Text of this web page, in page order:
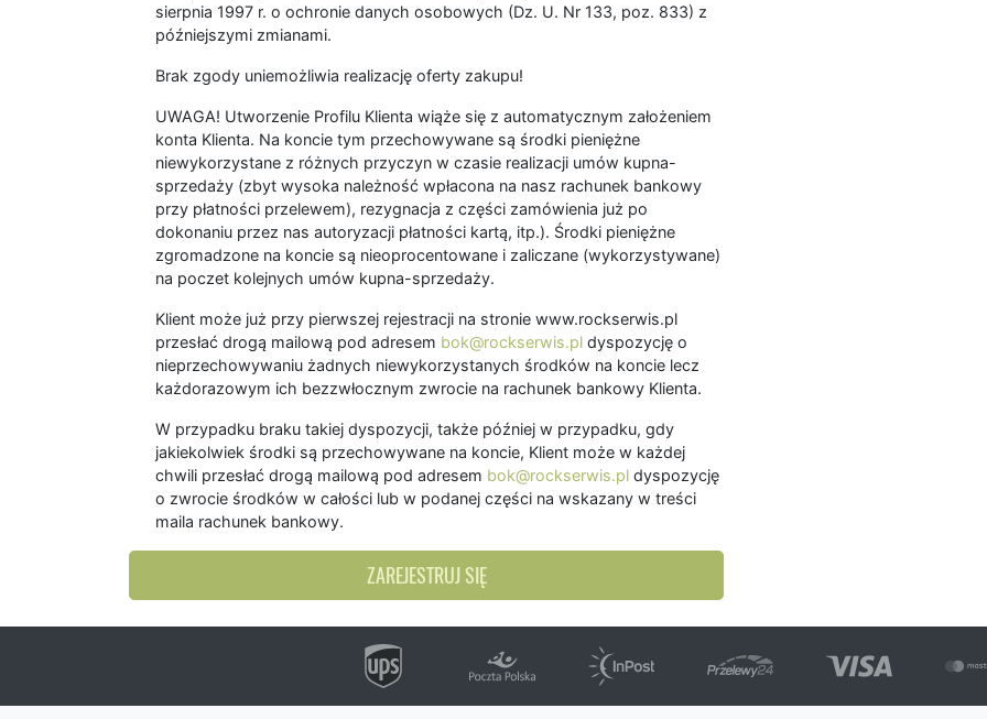
sierpnia 1997 r. o ochronie danych osobowych (Dz. U. Nr 133, poz. 833) z
późniejszymi zmianami.
Brak zgody uniemożliwia realizację oferty zakupu!
UWAGA! Utworzenie Profilu Klienta wiąże się z automatycznym założeniem
konta Klienta. Na koncie tym przechowywane są środki pieniężne
niewykorzystane z różnych przyczyn w czasie realizacji umów kupna-
sprzedaży (zbyt wysoka należność wpłacona na nasz rachunek bankowy
przy płatności przelewem), rezygnacja z części zamówienia już po
dokonaniu przez nas autoryzacji płatności kartą, itp.). Środki pieniężne
zgromadzone na koncie są nieoprocentowane i zaliczane (wykorzystywane)
na poczet kolejnych umów kupna-sprzedaży.
Klient może już przy pierwszej rejestracji na stronie www.rockserwis.pl
przesłać drogą mailową pod adresem bok@rockserwis.pl dyspozycję o
nieprzechowywaniu żadnych niewykorzystanych środków na koncie lecz
każdorazowym ich bezzwłocznym zwrocie na rachunek bankowy Klienta.
W przypadku braku takiej dyspozycji, także później w przypadku, gdy
jakiekolwiek środki są przechowywane na koncie, Klient może w każdej
chwili przesłać drogą mailową pod adresem bok@rockserwis.pl dyspozycję
o zwrocie środków w całości lub w podanej części na wskazany w treści
maila rachunek bankowy.
ZAREJESTRUJ SIĘ